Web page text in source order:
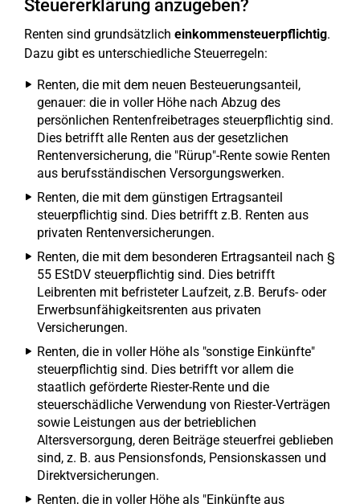
Steuererklärung anzugeben?
Renten sind grundsätzlich einkommensteuerpflichtig.
Dazu gibt es unterschiedliche Steuerregeln:
Renten, die mit dem neuen Besteuerungsanteil,
genauer: die in voller Höhe nach Abzug des
persönlichen Rentenfreibetrages steuerpflichtig sind.
Dies betrifft alle Renten aus der gesetzlichen
Rentenversicherung, die "Rürup"-Rente sowie Renten
aus berufsständischen Versorgungswerken.
Renten, die mit dem günstigen Ertragsanteil
steuerpflichtig sind. Dies betrifft z.B. Renten aus
privaten Rentenversicherungen.
Renten, die mit dem besonderen Ertragsanteil nach §
55 EStDV steuerpflichtig sind. Dies betrifft
Leibrenten mit befristeter Laufzeit, z.B. Berufs- oder
Erwerbsunfähigkeitsrenten aus privaten
Versicherungen.
Renten, die in voller Höhe als "sonstige Einkünfte"
steuerpflichtig sind. Dies betrifft vor allem die
staatlich geförderte Riester-Rente und die
steuerschädliche Verwendung von Riester-Verträgen
sowie Leistungen aus der betrieblichen
Altersversorgung, deren Beiträge steuerfrei geblieben
sind, z. B. aus Pensionsfonds, Pensionskassen und
Direktversicherungen.
Renten, die in voller Höhe als "Einkünfte aus